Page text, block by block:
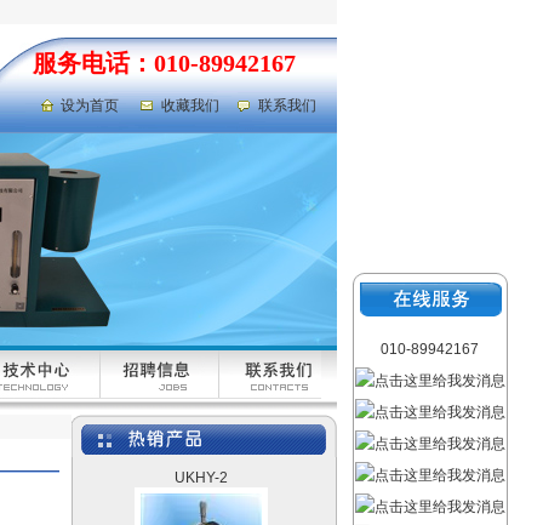
服务电话：010-89942167
设为首页 收藏我们 联系我们
液体比热容测定仪
UKHY-2
010-89942167